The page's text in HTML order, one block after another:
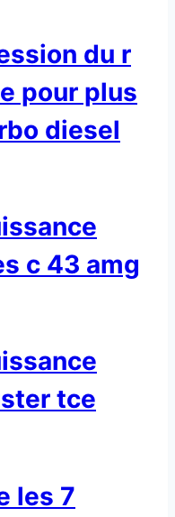
du r
pour plus
diesel
c 43 amg
tce
les 7